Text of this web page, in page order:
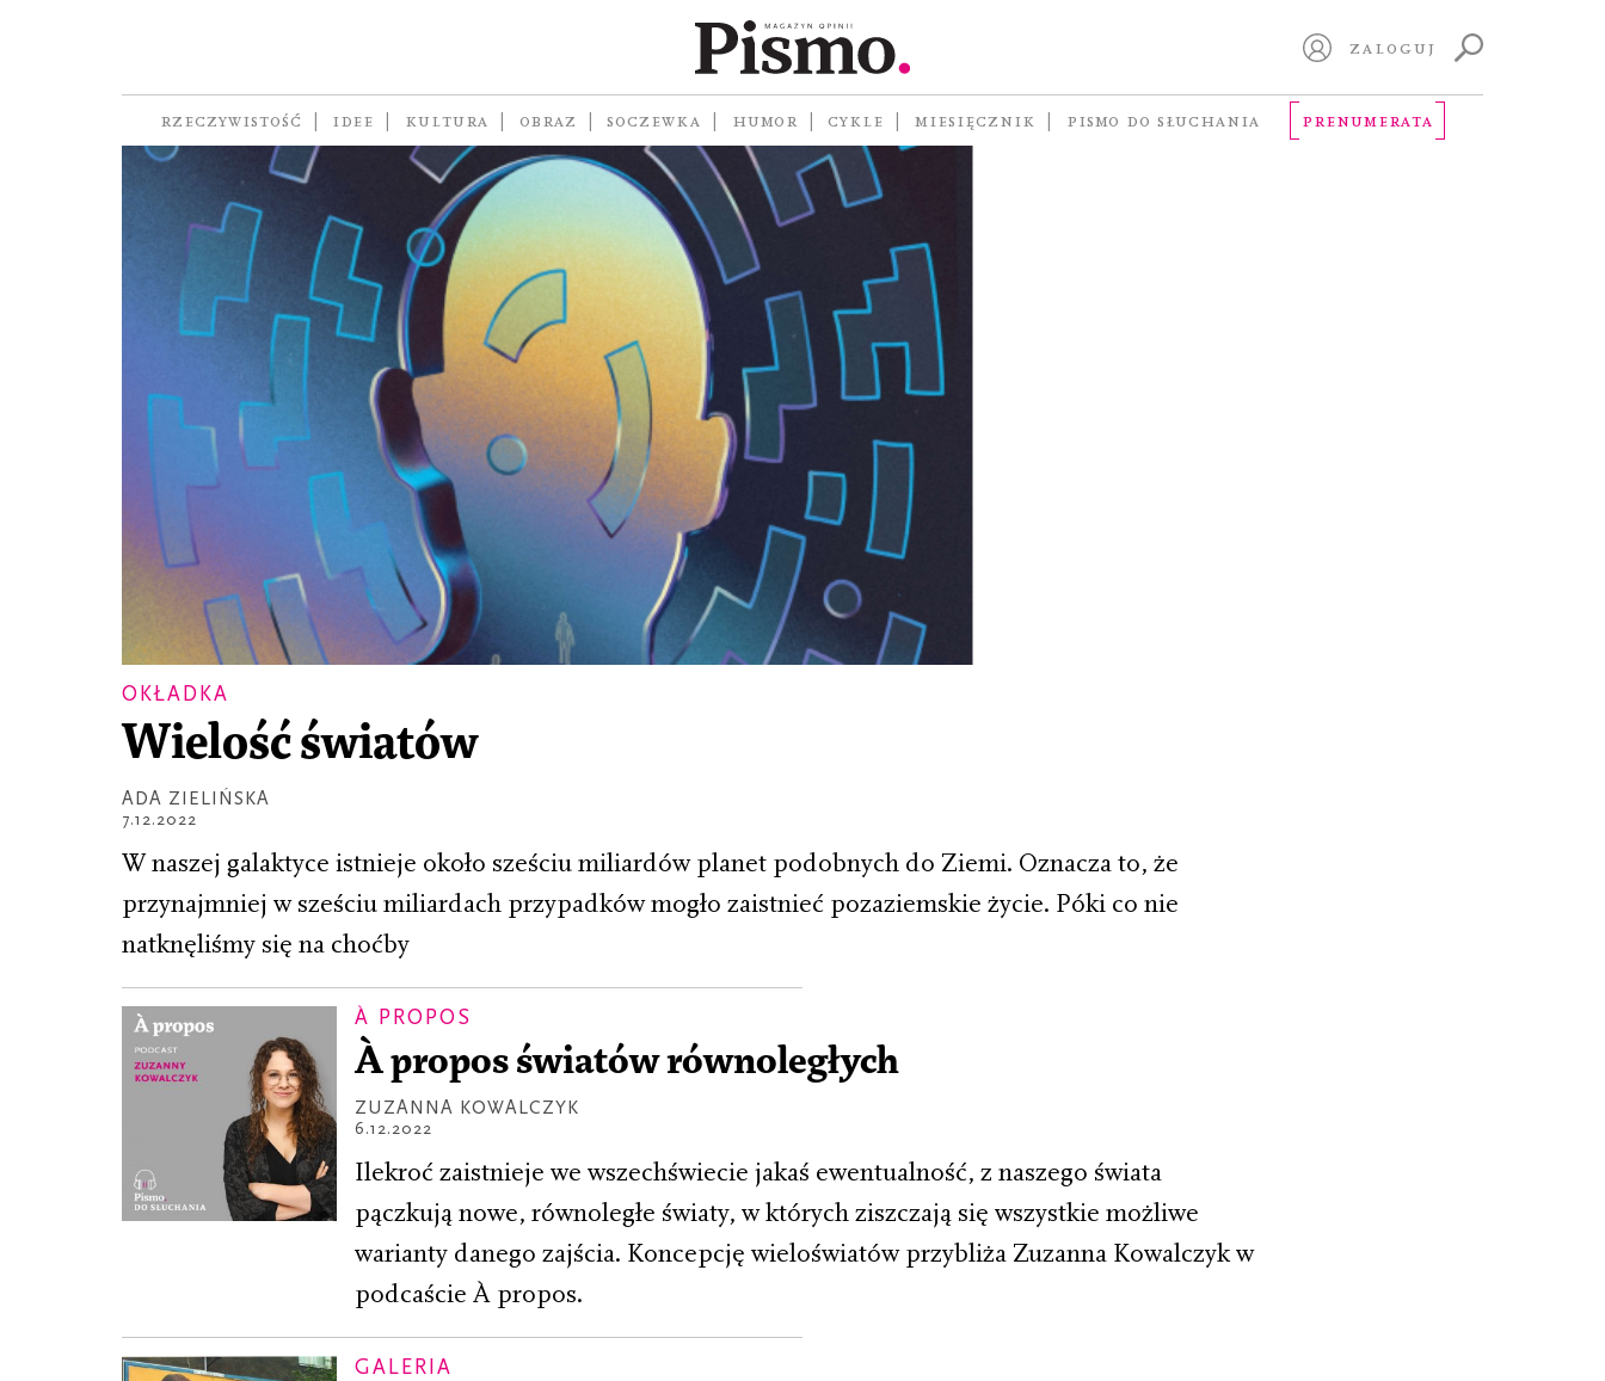
ZALOGUJ
RZECZYWISTOŚĆ IDEE KULTURA OBRAZ SOCZEWKA HUMOR CYKLE MIESIĘCZNIK PISMO DO SŁUCHANIA PRENUMERATA
OKŁADKA
Wielość światów
ADA ZIELIŃSKA
7.12.2022
W naszej galaktyce istnieje około sześciu miliardów planet podobnych do Ziemi. Oznacza to, że
przynajmniej w sześciu miliardach przypadków mogło zaistnieć pozaziemskie życie. Póki co nie
natknęliśmy się na choćby
À PROPOS
À propos światów równoległych
ZUZANNA KOWALCZYK
6.12.2022
Ilekroć zaistnieje we wszechświecie jakaś ewentualność, z naszego świata
pączkują nowe, równoległe światy, w których ziszczają się wszystkie możliwe
warianty danego zajścia. Koncepcję wieloświatów przybliża Zuzanna Kowalczyk w
podcaście À propos.
GALERIA